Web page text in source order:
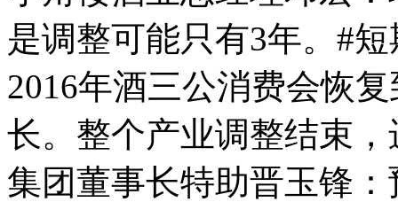
是调整可能只有3年。#
2016年酒三公消费会恢
长。整个产业调整结束
集团董事长特助晋玉锋